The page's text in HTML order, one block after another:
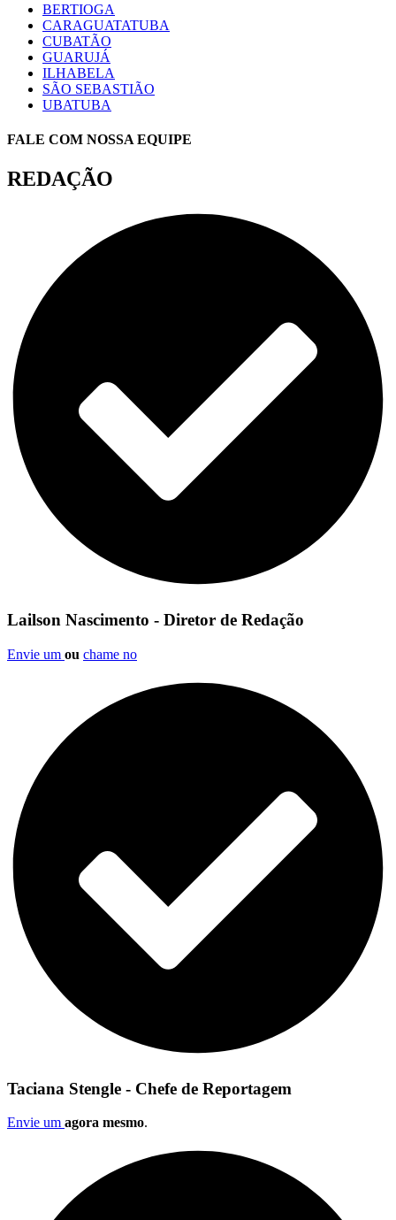
BERTIOGA
CARAGUATATUBA
CUBATÃO
GUARUJÁ
ILHABELA
SÃO SEBASTIÃO
UBATUBA
FALE COM NOSSA EQUIPE
REDAÇÃO
Lailson Nascimento - Diretor de Redação
Envie um ou chame no
Taciana Stengle - Chefe de Reportagem
Envie um agora mesmo.